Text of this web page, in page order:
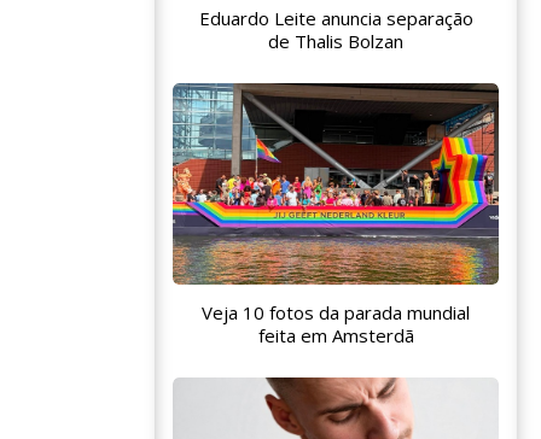
Eduardo Leite anuncia separação
de Thalis Bolzan
Veja 10 fotos da parada mundial
feita em Amsterdã